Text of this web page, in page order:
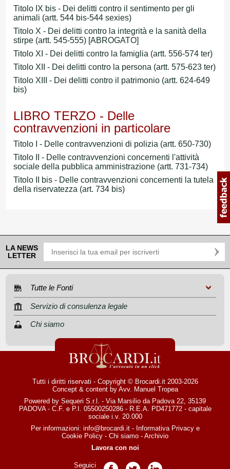
Titolo IX bis - Dei delitti contro il sentimento per gli
animali (artt. 544 bis-544 sexies)
Titolo X - Dei delitti contro la integrità e la sanità della
stirpe (artt. 545-555) [ABROGATO]
Titolo XI - Dei delitti contro la famiglia (artt. 556-574 ter)
Titolo XII - Dei delitti contro la persona (artt. 575-623 ter)
Titolo XIII - Dei delitti contro il patrimonio (artt. 624-649
bis)
LIBRO TERZO - Delle
contravvenzioni in particolare
Titolo I - Delle contravvenzioni di polizia (artt. 650-730)
Titolo II - Delle contravvenzioni concernenti l'attività
sociale della pubblica amministrazione (artt. 731-734)
Titolo II bis - Delle contravvenzioni concernenti la tutela
della riservatezza (art. 734 bis)
LA NEWS
LETTER
Tutte le Fonti
Servizio di consulenza legale
Chi siamo
Tutti i diritti riservati - Copyright © Brocardi.it 2003-2026
Concept & content by Avv. Manuel Tropea
Powered by Sequeri S.r.l. - Via Marsilio da Padova 22, 35139
PADOVA - C.F. e P.I. 05500250286 - R.E.A. PD471772 - capitale
sociale i.v. 20.000
Per informazioni: info@brocardi.it- Informativa Privacye
Cookie Policy - Chi siamo - Archivio
Lavora con noi
Seguici
Pagina Facebook
Pagina TwitterPagina LinkedIn